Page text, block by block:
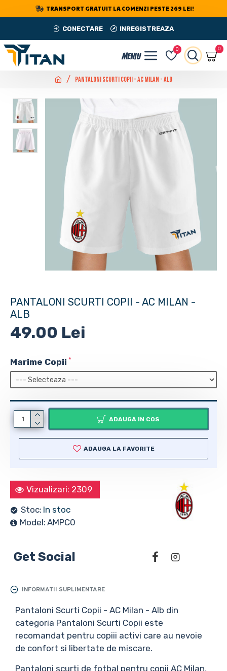
TRANSPORT GRATUIT LA COMENZI PESTE 269 LEI!
CONECTARE INREGISTREAZA
0 0
Pantaloni Scurti Copii - AC Milan - Alb
PANTALONI SCURTI COPII - AC MILAN -
ALB
Stoc: In stoc
Model: AMPC0
Vizualizari: 2309
49.00 Lei
Marime Copii
ADAUGA IN COS
ADAUGA LA FAVORITE
Get Social
INFORMATII SUPLIMENTARE
Pantaloni Scurti Copii - AC Milan - Alb din
categoria Pantaloni Scurti Copii este
recomandat pentru copiii activi care au nevoie
de confort si libertate de miscare.
Pantaloni scurti de fotbal pentru copii AC Milan,